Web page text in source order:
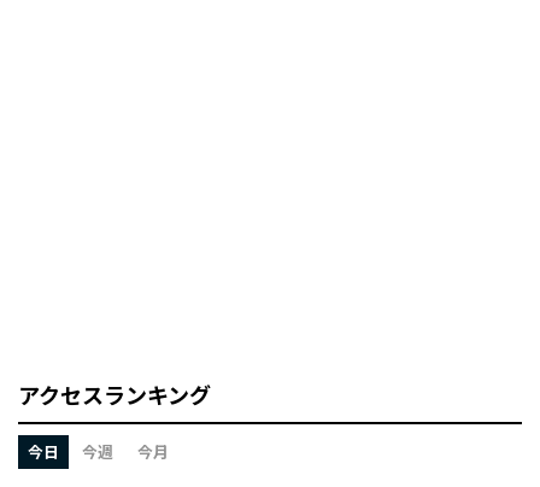
アクセスランキング
今日 今週 今月